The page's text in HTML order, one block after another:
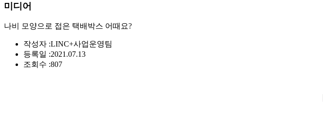
미디어
나비 모양으로 접은 택배박스 어때요?
작성자 :LINC+사업운영팀
등록일 :2021.07.13
조회수 :807